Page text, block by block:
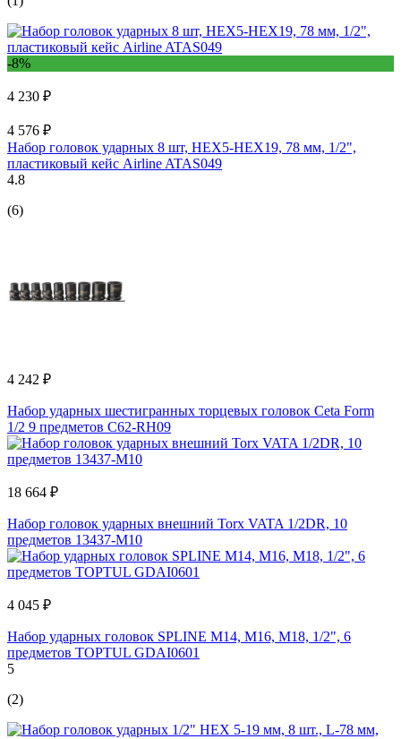
-8%
4 230 ₽
4 576 ₽
Набор головок ударных 8 шт, HEX5-HEX19, 78 мм, 1/2",
пластиковый кейс Airline ATAS049
4.8
(6)
4 242 ₽
Набор ударных шестигранных торцевых головок Ceta Form
1/2 9 предметов C62-RH09
18 664 ₽
Набор головок ударных внешний Torx VATA 1/2DR, 10
предметов 13437-M10
4 045 ₽
Набор ударных головок SPLINE M14, M16, M18, 1/2", 6
предметов TOPTUL GDAI0601
5
(2)